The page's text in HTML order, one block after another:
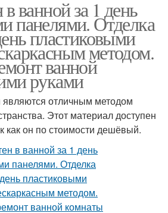
ванной за 1 день
панелями. Отделка
пластиковыми
методом.
ванной
руками
отличным методом
Этот материал доступен
как он по стоимости дешёвый.